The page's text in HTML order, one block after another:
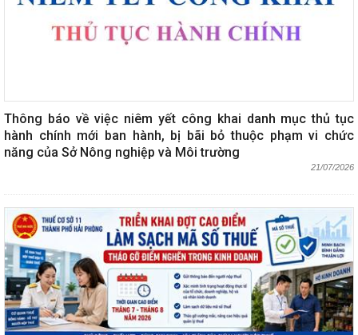
Thông báo về việc niêm yết công khai danh mục thủ tục
hành chính mới ban hành, bị bãi bỏ thuộc phạm vi chức
năng của Sở Nông nghiệp và Môi trường
21/07/2026